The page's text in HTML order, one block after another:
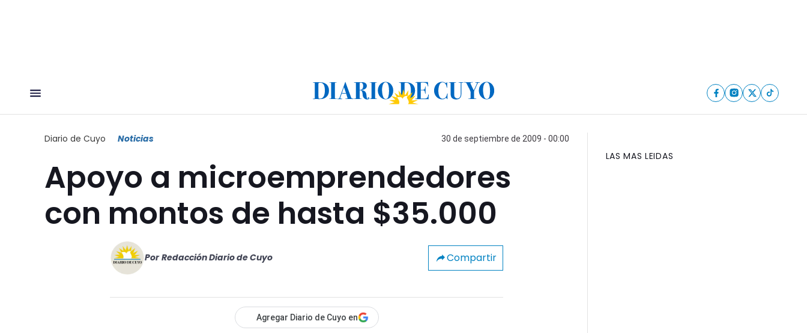
Diario de Cuyo Noticias 30 de septiembre de 2009 - 00:00
Apoyo a microemprendedores
con montos de hasta $35.000
Por Redacción Diario de Cuyo Compartir
Agregar Diario de Cuyo en
LAS MAS LEIDAS